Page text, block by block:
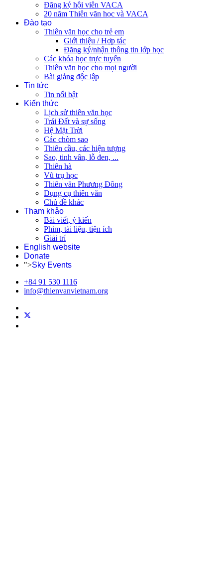
Đăng ký hội viên VACA
20 năm Thiên văn học và VACA
Đào tạo
Thiên văn học cho trẻ em
Giới thiệu / Hợp tác
Đăng ký/nhận thông tin lớp học
Các khóa học trực tuyến
Thiên văn học cho mọi người
Bài giảng độc lập
Tin tức
Tin nổi bật
Kiến thức
Lịch sử thiên văn học
Trái Đất và sự sống
Hệ Mặt Trời
Các chòm sao
Thiên cầu, các hiện tượng
Sao, tinh vân, lỗ đen, ...
Thiên hà
Vũ trụ học
Thiên văn Phương Đông
Dụng cụ thiên văn
Chủ đề khác
Tham khảo
Bài viết, ý kiến
Phim, tài liệu, tiện ích
Giải trí
English website
Donate
">Sky Events
+84 91 530 1116
info@thienvanvietnam.org